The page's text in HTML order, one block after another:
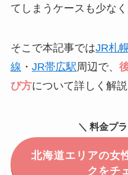
てしまうケースも少なく
そこで本記事ではJR札
線 ・ JR帯広駅周辺で、
び方について詳しく解説
＼ 料金プ
北海道エリアの女
クをチ